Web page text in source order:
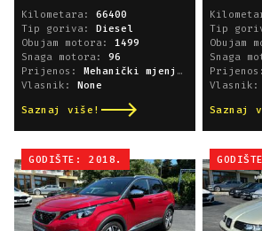
Kilometara: 66400
Tip goriva: Diesel
Obujam motora: 1499
Snaga motora: 96
Prijenos: Mehanički mjenjač
Vlasnik: None
Saznaj više!
Tip
Obujam
Snaga
Vlasnik:
Saznaj
GODIŠTE: 2018.